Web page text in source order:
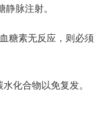
脉注射。
糖素无反应，则必须
化合物以免复发。